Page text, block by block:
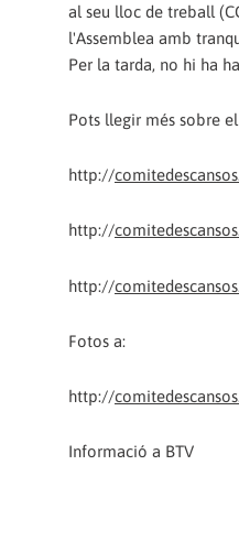
al seu lloc de treball
l'Assemblea amb
Per la tarda, no hi ha
Pots llegir més sobre
http://
http://
http://
Fotos a:
http://
Informació a BTV